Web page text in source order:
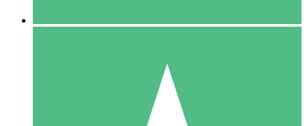
10 Downloads
20 00